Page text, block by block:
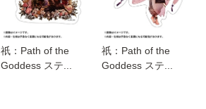
祇：Path of the
Goddess ステ...
祇：Path of the
Goddess ステ...